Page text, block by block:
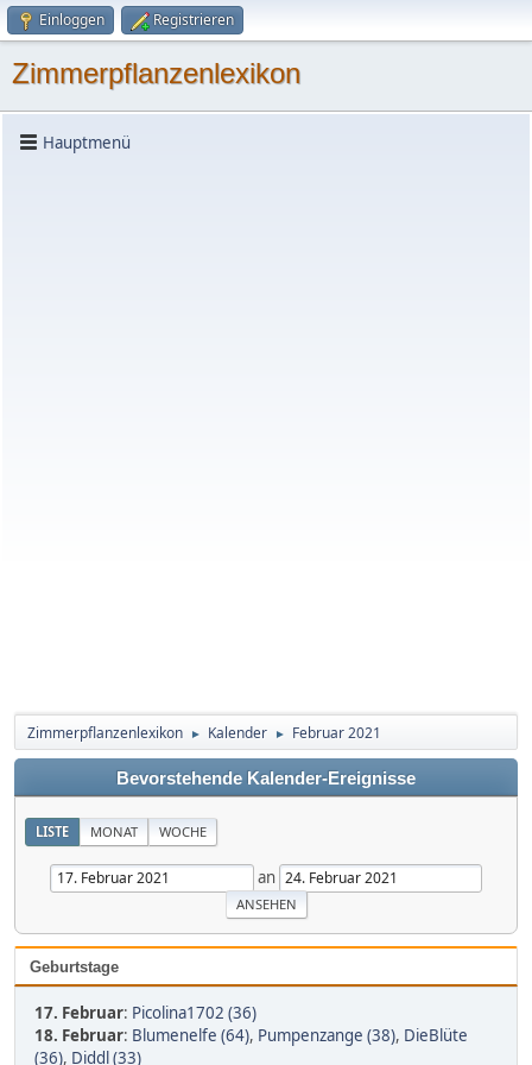
Einloggen Registrieren
Zimmerpflanzenlexikon
Hauptmenü
Zimmerpflanzenlexikon ► Kalender ► Februar 2021
Bevorstehende Kalender-Ereignisse
LISTE MONAT WOCHE
an
Geburtstage
17. Februar: Picolina1702 (36)
18. Februar: Blumenelfe (64), Pumpenzange (38), DieBlüte
(36), Diddl (33)